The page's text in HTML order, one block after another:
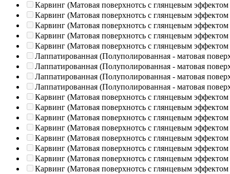
Карвинг (Матовая поверхнотсь с глянцевым эффектом
Карвинг (Матовая поверхнотсь с глянцевым эффектом
Карвинг (Матовая поверхнотсь с глянцевым эффектом
Карвинг (Матовая поверхнотсь с глянцевым эффектом
Карвинг (Матовая поверхнотсь с глянцевым эффектом
Лаппатированная (Полуполированная - матовая
Лаппатированная (Полуполированная - матовая
Лаппатированная (Полуполированная - матовая
Лаппатированная (Полуполированная - матовая
Карвинг (Матовая поверхнотсь с глянцевым эффектом
Карвинг (Матовая поверхнотсь с глянцевым эффектом
Карвинг (Матовая поверхнотсь с глянцевым эффектом
Карвинг (Матовая поверхнотсь с глянцевым эффектом
Карвинг (Матовая поверхнотсь с глянцевым эффектом
Карвинг (Матовая поверхнотсь с глянцевым эффектом
Карвинг (Матовая поверхнотсь с глянцевым эффектом
Карвинг (Матовая поверхнотсь с глянцевым эффектом